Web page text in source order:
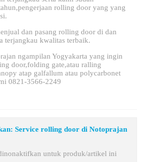
rolling door yang yang
dan pasang rolling door di dan
terjangkau kwalitas terbaik.
ngampilan Yogyakarta yang ingin
door,folding gate,atau ralling
atap galfallum atau polycarbonet
0821-3566-2249
Service rolling door di Notoprajan
untuk produk/artikel ini